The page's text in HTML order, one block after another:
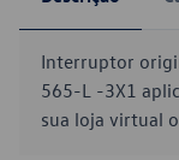
Interruptor
565-L -3X1
sua loja virtual